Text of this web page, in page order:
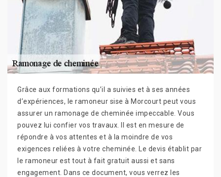
Grâce aux formations qu’il a suivies et à ses années
d’expériences, le ramoneur sise à Morcourt peut vous
assurer un ramonage de cheminée impeccable. Vous
pouvez lui confier vos travaux. Il est en mesure de
répondre à vos attentes et à la moindre de vos
exigences reliées à votre cheminée. Le devis établit par
le ramoneur est tout à fait gratuit aussi et sans
engagement. Dans ce document, vous verrez les